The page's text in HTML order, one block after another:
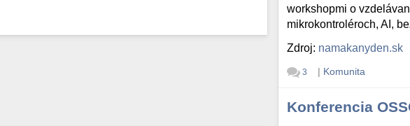
workshopmi o
mikrokontroléroch, AI,
Zdroj: namakanyden.sk
3 | Komunita
Konferencia